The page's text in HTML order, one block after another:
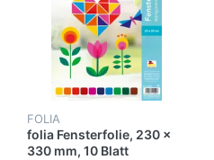
FOLIA
folia Fensterfolie, 230 x
330 mm, 10 Blatt